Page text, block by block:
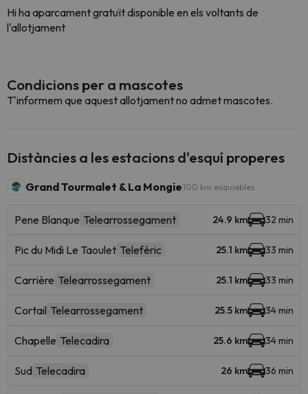
Hi ha aparcament gratuït disponible en els voltants de
l'allotjament
Condicions per a mascotes
T'informem que aquest allotjament no admet mascotes.
Distàncies a les estacions d'esquí properes
Grand Tourmalet & La Mongie100 km esquiables
Pene Blanque Telearrossegament 24.9 km 32 min
Pic du Midi Le Taoulet Telefèric 25.1 km 33 min
Carrière Telearrossegament 25.1 km 33 min
Cortail Telearrossegament 25.5 km 34 min
Chapelle Telecadira 25.6 km 34 min
Sud Telecadira 26 km 36 min